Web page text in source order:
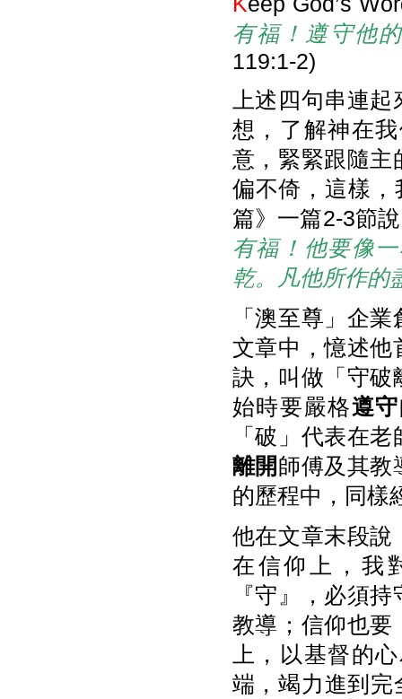
有福！遵守他
119:1-2)
上述四句串連
想，了解神在
意，緊緊跟隨主
偏不倚，這樣
篇》一篇2-3節
有福！他要像
乾。凡他所作的
「澳至尊」企
文章中，憶述他
訣，叫做「守破
始時要嚴格遵守
「破」代表在
離開師傅及其教
的歷程中，同樣
他在文章末段說
在信仰上，我
『守』，必須
教導；信仰也要
上，以基督的
端，竭力進到完